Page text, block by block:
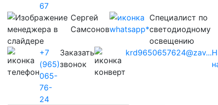
67
Сергей
Самсонов
Cпециалист по
светодиодному
освещению
+7
(965)
065-
76-
24
Заказать
звонок
krd9650657624@zav...